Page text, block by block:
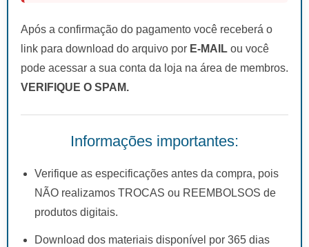
Após a confirmação do pagamento você receberá o
link para download do arquivo por E-MAIL ou você
pode acessar a sua conta da loja na área de membros.
VERIFIQUE O SPAM.
Informações importantes:
Verifique as especificações antes da compra, pois
NÃO realizamos TROCAS ou REEMBOLSOS de
produtos digitais.
Download dos materiais disponível por 365 dias